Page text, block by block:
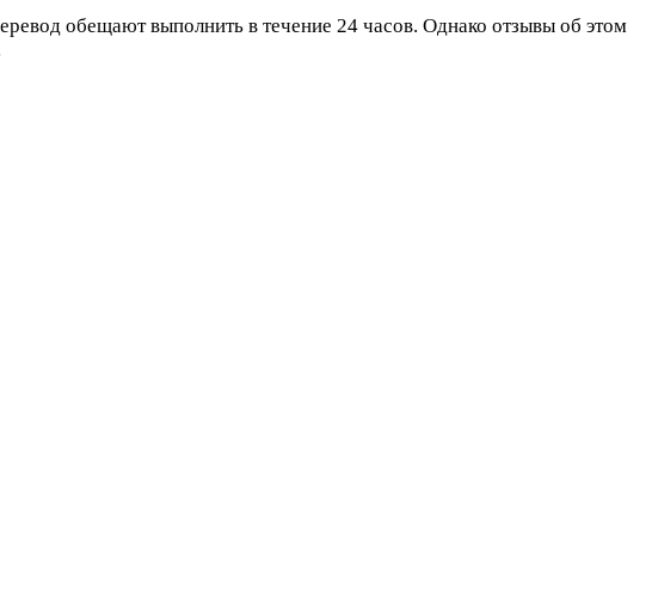
обещают выполнить в течение 24 часов. Однако отзывы об этом